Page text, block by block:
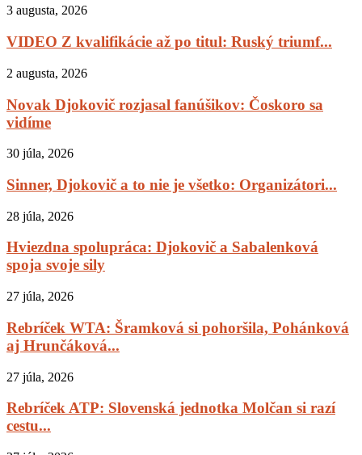
3 augusta, 2026
VIDEO Z kvalifikácie až po titul: Ruský triumf...
2 augusta, 2026
Novak Djokovič rozjasal fanúšikov: Čoskoro sa
vidíme
30 júla, 2026
Sinner, Djokovič a to nie je všetko: Organizátori...
28 júla, 2026
Hviezdna spolupráca: Djokovič a Sabalenková
spoja svoje sily
27 júla, 2026
Rebríček WTA: Šramková si pohoršila, Pohánková
aj Hrunčáková...
27 júla, 2026
Rebríček ATP: Slovenská jednotka Molčan si razí
cestu...